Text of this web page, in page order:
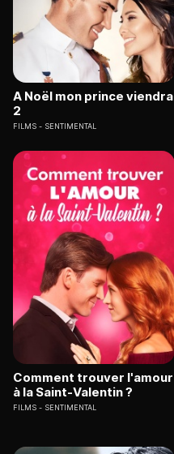
A Noël mon prince viendra
2
FILMS SENTIMENTAL
Comment trouver l'amour
à la Saint-Valentin ?
FILMS SENTIMENTAL